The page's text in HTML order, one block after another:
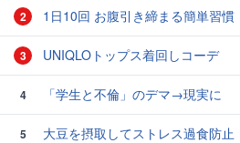
2 1日10回 お腹引き締まる簡単習慣
3 UNIQLOトップス着回しコーデ
4 「学生と不倫」のデマ→現実に
5
大豆を摂取してストレス過食防止